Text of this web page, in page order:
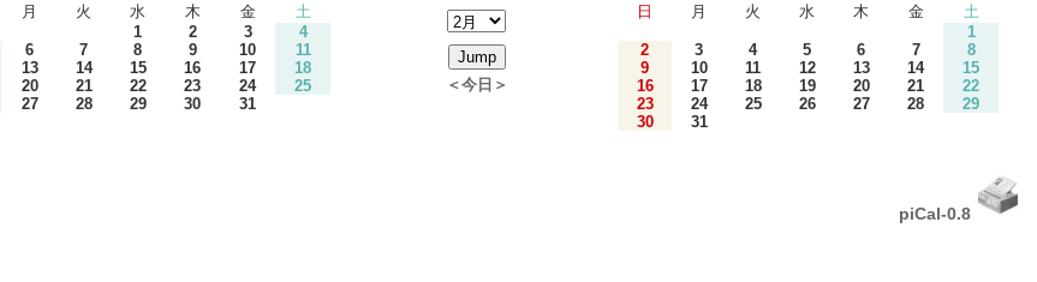
月 火 水 木 金
土
1
2 3
4
6 7 8 9 10
11
13 14 15 16 17
18
20 21 22 23 24
25
27 28 29 30 31
＜今日＞
日
月 火 水 木 金
土
1
2
3 4 5 6 7
8
9
10 11 12 13 14
15
16
17 18 19 20 21
22
23
24 25 26 27 28
29
30
31
piCal-0.8